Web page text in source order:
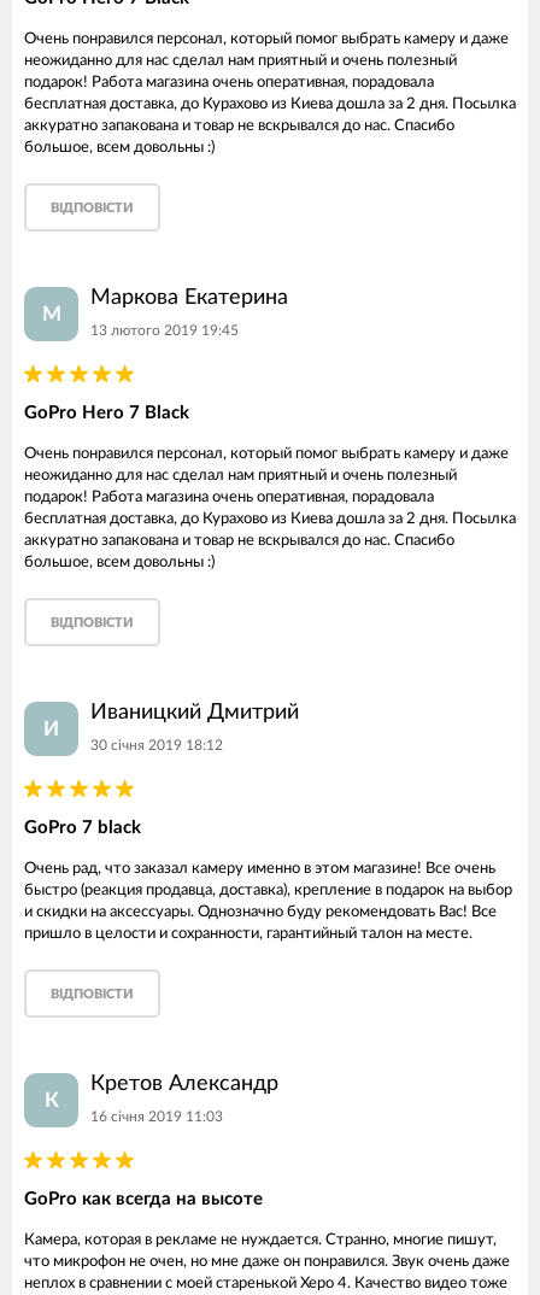
Очень понравился персонал, который помог выбрать камеру и даже
неожиданно для нас сделал нам приятный и очень полезный
подарок! Работа магазина очень оперативная, порадовала
бесплатная доставка, до Курахово из Киева дошла за 2 дня. Посылка
аккуратно запакована и товар не вскрывался до нас. Спасибо
большое, всем довольны :)
ВІДПОВІСТИ
М
Маркова Екатерина
13 лютого 2019 19:45
GoPro Hero 7 Black
Очень понравился персонал, который помог выбрать камеру и даже
неожиданно для нас сделал нам приятный и очень полезный
подарок! Работа магазина очень оперативная, порадовала
бесплатная доставка, до Курахово из Киева дошла за 2 дня. Посылка
аккуратно запакована и товар не вскрывался до нас. Спасибо
большое, всем довольны :)
ВІДПОВІСТИ
И
Иваницкий Дмитрий
30 січня 2019 18:12
GoPro 7 black
Очень рад, что заказал камеру именно в этом магазине! Все очень
быстро (реакция продавца, доставка), крепление в подарок на выбор
и скидки на аксессуары. Однозначно буду рекомендовать Вас! Все
пришло в целости и сохранности, гарантийный талон на месте.
ВІДПОВІСТИ
К
Кретов Александр
16 січня 2019 11:03
GoPro как всегда на высоте
Камера, которая в рекламе не нуждается. Странно, многие пишут,
что микрофон не очен, но мне даже он понравился. Звук очень даже
неплох в сравнении с моей старенькой Херо 4. Качество видео тоже